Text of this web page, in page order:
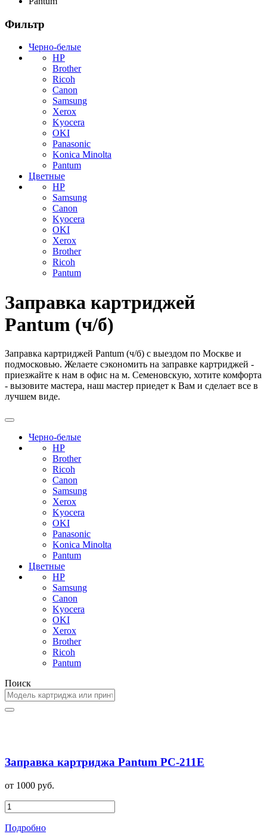
Фильтр
Черно-белые
HP
Brother
Ricoh
Canon
Samsung
Xerox
Kyocera
OKI
Panasonic
Konica Minolta
Pantum
Цветные
HP
Samsung
Canon
Kyocera
OKI
Xerox
Brother
Ricoh
Pantum
Заправка картриджей
Pantum (ч/б)
Заправка картриджей Pantum (ч/б) с выездом по Москве и
подмосковью. Желаете сэкономить на заправке картриджей -
приезжайте к нам в офис на м. Семеновскую, хотите комфорта
- вызовите мастера, наш мастер приедет к Вам и сделает все в
лучшем виде.
Черно-белые
HP
Brother
Ricoh
Canon
Samsung
Xerox
Kyocera
OKI
Panasonic
Konica Minolta
Pantum
Цветные
HP
Samsung
Canon
Kyocera
OKI
Xerox
Brother
Ricoh
Pantum
Поиск
Заправка картриджа Pantum PC-211E
от 1000 руб.
Подробно